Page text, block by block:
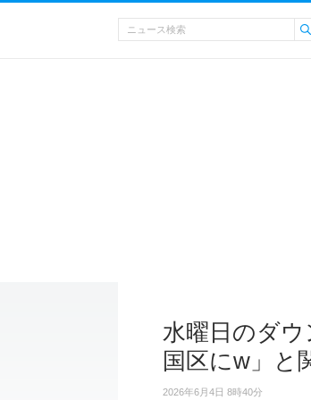
水曜日のダ
国区にw」と
2026年6月4日 8時40分